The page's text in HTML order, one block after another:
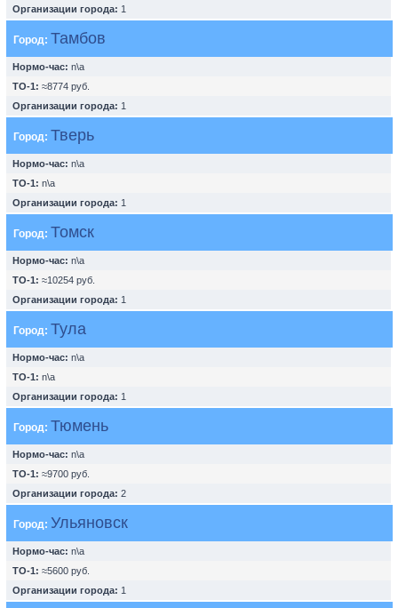
Организации города: 1
Город: Тамбов
Нормо-час: n\a
ТО-1: ≈8774 руб.
Организации города: 1
Город: Тверь
Нормо-час: n\a
ТО-1: n\a
Организации города: 1
Город: Томск
Нормо-час: n\a
ТО-1: ≈10254 руб.
Организации города: 1
Город: Тула
Нормо-час: n\a
ТО-1: n\a
Организации города: 1
Город: Тюмень
Нормо-час: n\a
ТО-1: ≈9700 руб.
Организации города: 2
Город: Ульяновск
Нормо-час: n\a
ТО-1: ≈5600 руб.
Организации города: 1